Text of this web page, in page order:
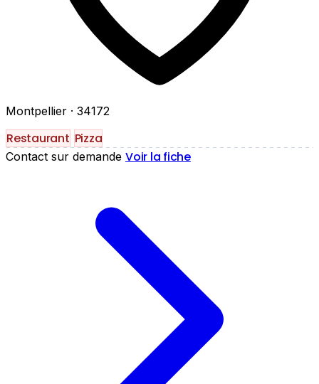
Montpellier · 34172
Restaurant Pizza
Contact sur demande Voir la fiche